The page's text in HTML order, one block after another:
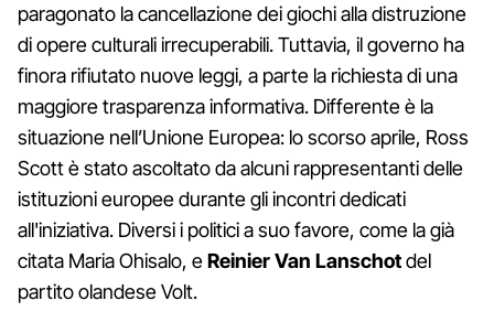
paragonato la cancellazione dei giochi alla distruzione
di opere culturali irrecuperabili. Tuttavia, il governo ha
finora rifiutato nuove leggi, a parte la richiesta di una
maggiore trasparenza informativa. Differente è la
situazione nell’Unione Europea: lo scorso aprile, Ross
Scott è stato ascoltato da alcuni rappresentanti delle
istituzioni europee durante gli incontri dedicati
all'iniziativa. Diversi i politici a suo favore, come la già
citata Maria Ohisalo, eReinier Van Lanschotdel
partito olandese Volt.